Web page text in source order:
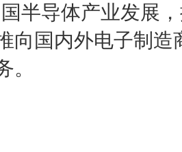
半导体产业发展
向国内外电子制
。